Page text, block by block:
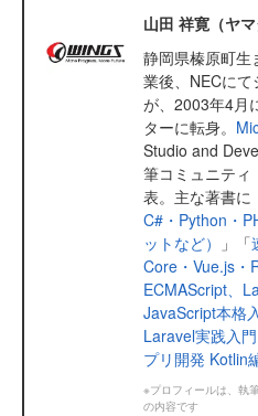
山田 祥寛（ヤマ
静岡県榛原町生
業後、NECに
が、2003年4月
ターに転身。
Studio and
筆コミュニティ
表。主な著書に
C#・Python・
ットなど）
」「
Core・Vue.js・
ECMAScript、
JavaScript本格
Laravel実践入門
プリ開発 Kotlin
※プロフィールは、執
の内容です